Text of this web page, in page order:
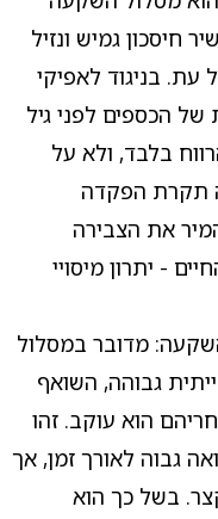
גמיש ונזיל
בניגוד לאפיקי
של הכספים לפני גיל
בלבד, ולא על
תקרת הפקדה
את הצבירה
- יתרון מיסויי
מדובר במסלול
גבוהה, השואף
הוא עוקב. זהו
גבוה לאורך זמן, אך
בשל כך הוא